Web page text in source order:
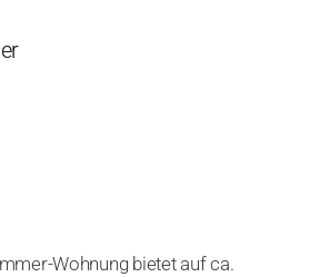
Wohnung bietet auf ca.